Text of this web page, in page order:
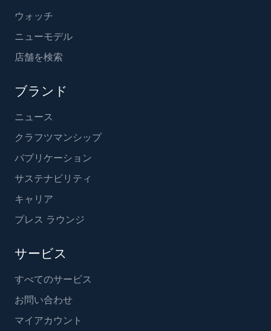
ウォッチ
ニューモデル
店舗を検索
ブランド
ニュース
クラフツマンシップ
パブリケーション
サステナビリティ
キャリア
プレス ラウンジ
サービス
すべてのサービス
お問い合わせ
マイアカウント